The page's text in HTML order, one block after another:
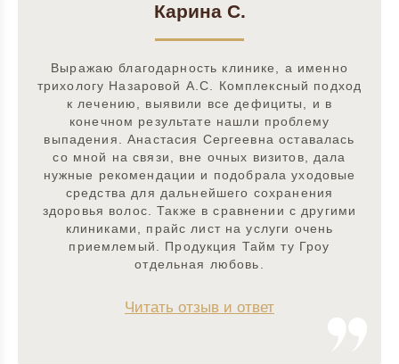
Карина С.
Выражаю благодарность клинике, а именно
трихологу Назаровой А.С. Комплексный подход
к лечению, выявили все дефициты, и в
конечном результате нашли проблему
выпадения. Анастасия Сергеевна оставалась
со мной на связи, вне очных визитов, дала
нужные рекомендации и подобрала уходовые
средства для дальнейшего сохранения
здоровья волос. Также в сравнении с другими
клиниками, прайс лист на услуги очень
приемлемый. Продукция Тайм ту Гроу
отдельная любовь.
Читать отзыв и ответ